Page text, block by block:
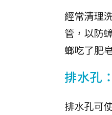
經常清理
管，以防
螂吃了肥
排水孔：
排水孔可